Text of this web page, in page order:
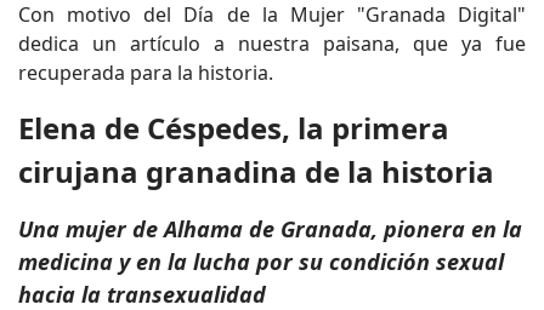
Con motivo del Día de la Mujer "Granada Digital"
dedica un artículo a nuestra paisana, que ya fue
recuperada para la historia.
Elena de Céspedes, la primera
cirujana granadina de la historia
Una mujer de Alhama de Granada, pionera en la
medicina y en la lucha por su condición sexual
hacia la transexualidad